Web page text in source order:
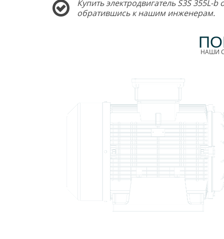
Купить электродвигатель S3S
обратившись к нашим инженерам.
НАШИ